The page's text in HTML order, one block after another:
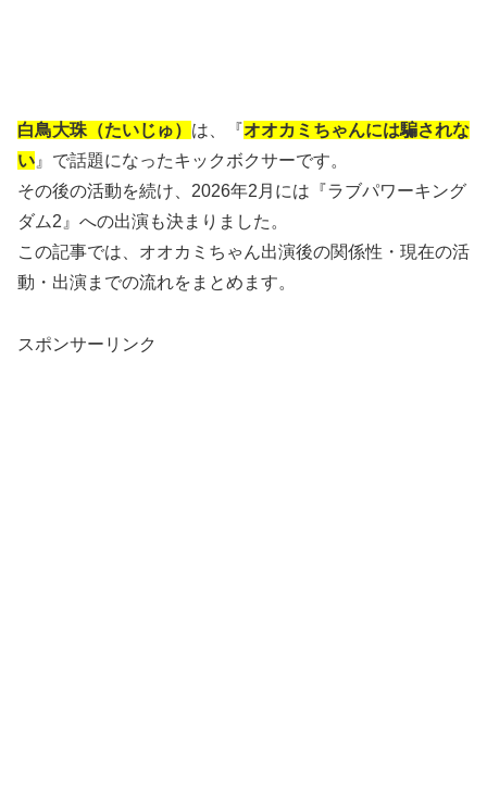
白鳥大珠（たいじゅ） は、『オオカミちゃんには騙されな
い 』で話題になったキックボクサーです。
その後の活動を続け、2026年2月には『ラブパワーキング
ダム2』への出演も決まりました。
この記事では、オオカミちゃん出演後の関係性・現在の活
動・出演までの流れをまとめます。
スポンサーリンク